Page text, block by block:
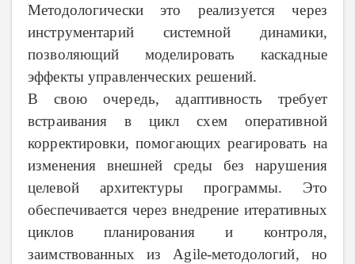
Методологически это реализуется через
инструментарий системной динамики,
позволяющий моделировать каскадные
эффекты управленческих решений.
В свою очередь, адаптивность требует
встраивания в цикл схем оперативной
корректировки, помогающих реагировать на
изменения внешней среды без нарушения
целевой архитектуры программы. Это
обеспечивается через внедрение итеративных
циклов планирования и контроля,
заимствованных из Agile-методологий, но